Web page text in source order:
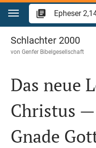
Zum Inhalt springen
Epheser 2
Schlachter 2000
vonGenfer Bibelgesellschaft
Das neue
Christus —
Gnade